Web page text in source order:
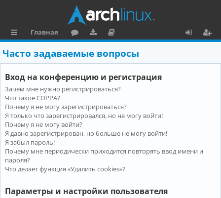
ы
л
к
и
Главная
ру
м
ру
зк
и
ку
м
е
н
та
ц
и
я
о
и
Часто задаваемые вопросы
Вход на конференцию и регистрация
Зачем мне нужно регистрироваться?
Что такое COPPA?
Почему я не могу зарегистрироваться?
Я только что зарегистрировался, но не могу войти!
Почему я не могу войти?
Я давно зарегистрирован, но больше не могу войти!
Я забыл пароль!
Почему мне периодически приходится повторять ввод имени и
пароля?
Что делает функция «Удалить cookies»?
Параметры и настройки пользователя